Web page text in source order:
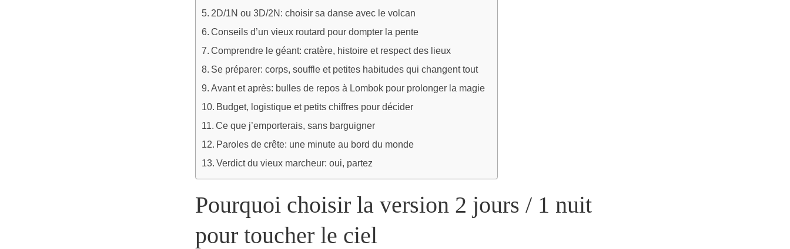
2D/1N ou 3D/2N: choisir sa danse avec le volcan
Conseils d’un vieux routard pour dompter la pente
Comprendre le géant: cratère, histoire et respect des lieux
Se préparer: corps, souffle et petites habitudes qui changent tout
Avant et après: bulles de repos à Lombok pour prolonger la magie
Budget, logistique et petits chiffres pour décider
Ce que j’emporterais, sans barguigner
Paroles de crête: une minute au bord du monde
Verdict du vieux marcheur: oui, partez
Pourquoi choisir la version 2 jours / 1 nuit
pour toucher le ciel